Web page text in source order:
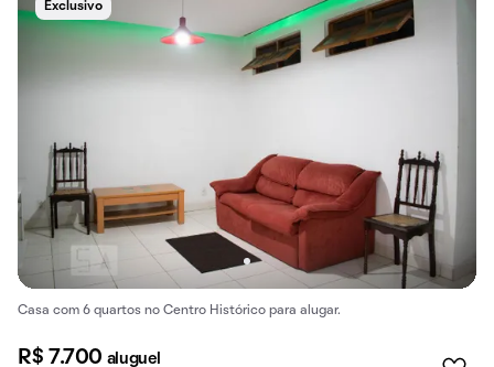
Exclusivo
Casa com 6 quartos no Centro Histórico para alugar.
R$ 7.700 aluguel